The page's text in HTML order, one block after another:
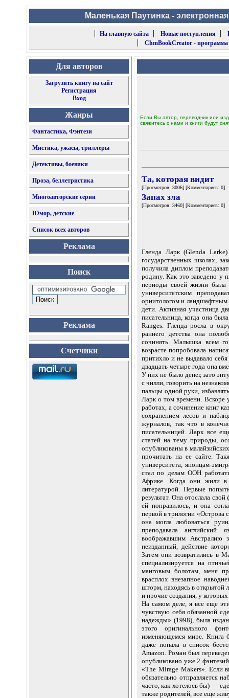
Маленькая Паутинка -
|
На главную сайта| Новые поступления |
| ChmBookCreator -
Для авторов
Загрузить книгу на сайт
Регистрация
Вход
Жанры
Фантастика, Фэнтези
Мистика, ужасы, триллеры
Детективы, боевики
Проза, беллетристика
Многоавторские серии
Юмор, детские
Список всех авторов
Реклама
Поиск
Реклама
Счетчики
Если Вы автор, переводчик или
свяжитесь с нами и книги будут
Та, которая видит
[Просмотров: 3006] [Комментариев: 0]
Запах зла
[Просмотров: 3460] [Комментариев: 0]
Гленда Ларк (Glenda
государственных школах,
получила диплом
родину. Как это заведено у
периоды своей жизни была
университетским
орнитологом и ландшафтным
дети. Активная участница
писательница, когда она
Ranges. Гленда росла в
раннего детства она
сочинять. Малышка всем
возрасте попробовала
притихло и не выдавало
двадцать четыре года она
У них не было денег, зато
с чилли, говорить на
пальцы одной руки,
Ларк о том времени. Вскоре
работах, а сочинение книг
сохранением лесов и
журналов, так что в
писательницей. Ларк все
статей на тему природы,
опубликованы в
прочитать на ее сайте.
университета, японцам-
стал по делам ООН
Африке. Когда они жили в
литературой. Первые
результат. Она отослала
ей понравилось, и она
первой в трилогии «Острова
она могла любоваться
преподавала
воображавшим Австралию
неизданный, действие
Затем они возвратились в
специализируется на
манговым болотам, меня
врасплох внезапное
шторм, находясь в открытой
и прочие создания, у
На самом деле, я все еще
чувствую себя обязанной
надежды» (1998), была
этого оригинального
изменяющемся мире. Книга
даже попала в список
Amazon. Роман был
опубликовано уже 2
«The Mirage Makers». Если
обязательно отправляется
часто, как хотелось бы) —
также родителей, все еще